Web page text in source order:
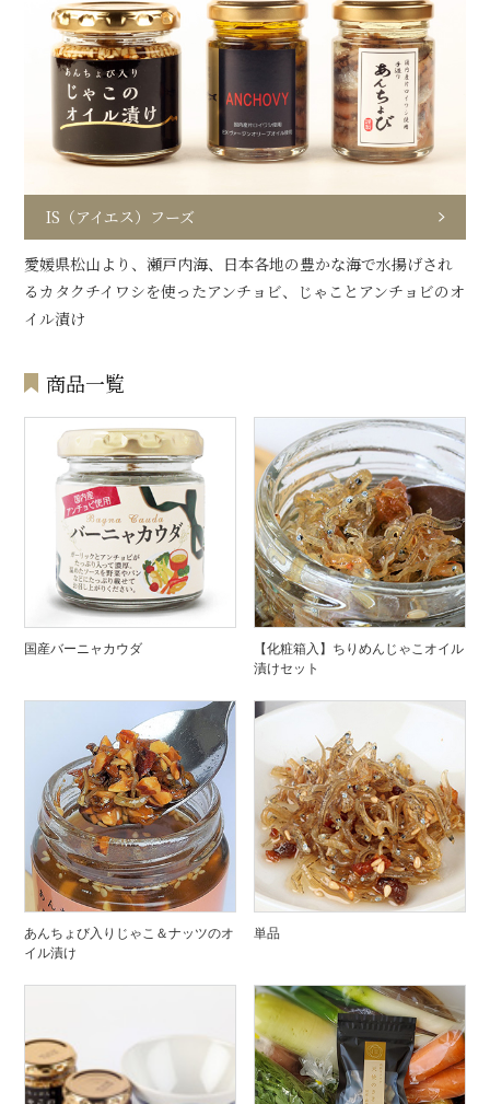
IS（アイエス）フーズ
愛媛県松山より、瀬戸内海、日本各地の豊かな海で水揚げされ
るカタクチイワシを使ったアンチョビ、じゃことアンチョビのオ
イル漬け
商品一覧
国産バーニャカウダ
【化粧箱入】ちりめんじゃこオイル
漬けセット
あんちょび入りじゃこ＆ナッツのオ
イル漬け
単品